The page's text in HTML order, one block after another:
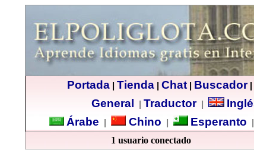
Portada| Tienda| Chat| Buscador|
General
Traductor|
Árabe
Chino Esperanto
1 usuario conectado